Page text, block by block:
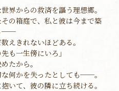
界からの救済を謳う理想郷。
の箱庭で、私と彼は今まで築
──
えきれないほどある。
も一生傍にいろ」
たから。
何かを失ったとしても──。
いて、彼の隣に立ち続ける。